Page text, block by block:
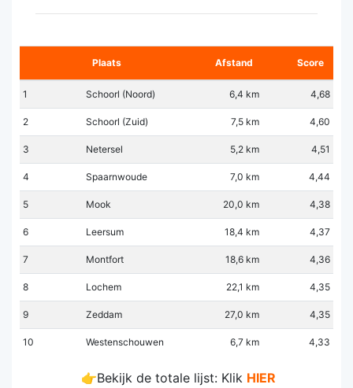
Plaats Afstand Score
1 Schoorl (Noord) 6,4 km 4,68
2 Schoorl (Zuid) 7,5 km 4,60
3 Netersel 5,2 km 4,51
4 Spaarnwoude 7,0 km 4,44
5 Mook 20,0 km 4,38
6 Leersum 18,4 km 4,37
7 Montfort 18,6 km 4,36
8 Lochem 22,1 km 4,35
9 Zeddam 27,0 km 4,35
10 Westenschouwen 6,7 km 4,33
👉Bekijk de totale lijst: Klik HIER